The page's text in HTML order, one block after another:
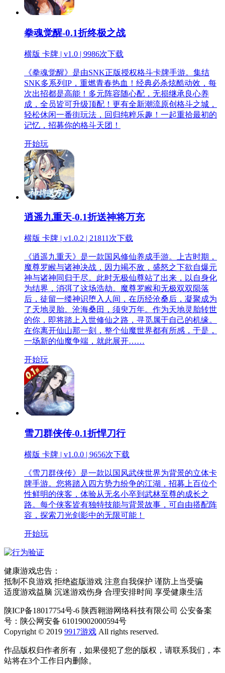
拳魂觉醒-0.1折终极之战
横版 卡牌 | v1.0 | 9986次下载
《拳魂觉醒》是由SNK正版授权格斗卡牌手游。集结
SNK多系列IP，重燃青春热血！经典必杀炫酷动效，每
次出招都是高能！多元阵容随心配，无损继承良心养
成，全员皆可升级顶配！更有全新潮流原创格斗之城，
轻松休闲一番街玩法，回归纯粹乐趣！一起重拾最初的
记忆，招募你的格斗天团！
开始玩
逍遥九重天-0.1折送神将万充
横版 卡牌 | v1.0.2 | 21811次下载
《逍遥九重天》是一款国风修仙养成手游。上古时期，
魔尊罗睺与诸神决战，因力竭不敌，盛怒之下欲自爆元
神与诸神同归于尽。此时无极仙尊站了出来，以自身化
为结界，消弭了这场浩劫。魔尊罗睺和无极双双陨落
后，徒留一缕神识堕入人间，在历经沧桑后，凝聚成为
了天地灵胎。沧海桑田，须臾万年。作为天地灵胎转世
的你，即将踏上入世修仙之路，寻觅属于自己的机缘。
在你离开仙山那一刻，整个仙魔世界都有所感，于是，
一场新的仙魔争端，就此展开……
开始玩
雪刀群侠传-0.1折悍刀行
横版 卡牌 | v1.0.0 | 9656次下载
《雪刀群侠传》是一款以国风武侠世界为背景的立体卡
牌手游。您将踏入四方势力纷争的江湖，招募上百位个
性鲜明的侠客，体验从无名小卒到武林至尊的成长之
路。每个侠客皆有独特技能与背景故事，可自由搭配阵
容，探索刀光剑影中的无限可能！
开始玩
健康游戏忠告：
抵制不良游戏 拒绝盗版游戏 注意自我保护 谨防上当受骗
适度游戏益脑 沉迷游戏伤身 合理安排时间 享受健康生活
陕ICP备18017754号-6 陕西翱游网络科技有限公司 公安备案
号：陕公网安备 61019002000594号
Copyright © 2019 9917游戏 All rights reserved.
作品版权归作者所有，如果侵犯了您的版权，请联系我们，本
站将在3个工作日内删除。